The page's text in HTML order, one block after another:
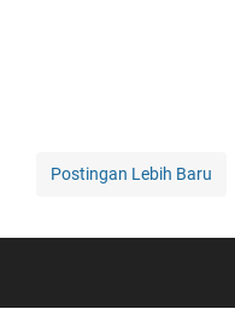
Postingan Lebih Baru